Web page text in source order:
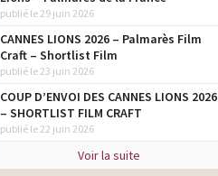
publié le 29 juin 2026
CANNES LIONS 2026 – Palmarès Film
Craft – Shortlist Film
publié le 23 juin 2026
COUP D’ENVOI DES CANNES LIONS 2026
– SHORTLIST FILM CRAFT
publié le 22 juin 2026
Voir la suite